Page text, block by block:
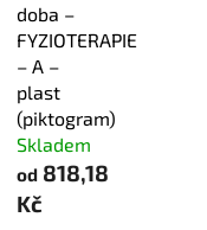
doba –
FYZIOTERAPIE
– A –
plast
(piktogram)
Skladem
od 818,18
Kč